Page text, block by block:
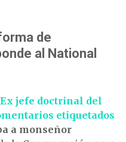
de
al National
Ex jefe doctrinal del
etiquetados
a monseñor